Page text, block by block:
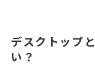
デスクトップ
い？